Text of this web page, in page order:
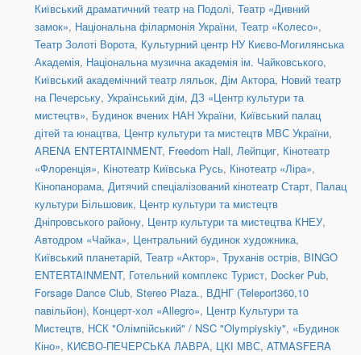
Київський драматичний театр на Подолі, Театр «Дивний
замок», Національна філармонія України, Театр «Колесо»,
Театр Золоті Ворота, Культурний центр НУ Києво-Могилянська
Академія, Національна музична академія ім. Чайковського,
Київський академічний театр ляльок, Дім Актора, Новий театр
на Печерську, Український дім, ДЗ «Центр культури та
мистецтв», Будинок вчених НАН України, Київський палац
дітей та юнацтва, Центр культури та мистецтв МВС України,
ARENA ENTERTAINMENT, Freedom Hall, Лейпциг, Кінотеатр
«Флоренція», Кінотеатр Київська Русь, Кінотеатр «Ліра»,
Кінопанорама, Дитячий спеціалізований кінотеатр Старт, Палац
культури Більшовик, Центр культури та мистецтв
Дніпровського району, Центр культури та мистецтва КНЕУ,
Автодром «Чайка», Центральний будинок художника,
Київський планетарій, Театр «Актор», Труханів острів, BINGO
ENTERTAINMENT, Готельний комплекс Турист, Docker Pub,
Forsage Dance Club, Stereo Plaza., ВДНГ (Teleport360,10
павільйон), Концерт-хол «Allegro», Центр Культури та
Мистецтв, НСК "Олімпійський" / NSC "Olympiyskiy", «Будинок
Кіно», КИЄВО-ПЕЧЕРСЬКА ЛАВРА, ЦКІ МВС, ATMASFERA